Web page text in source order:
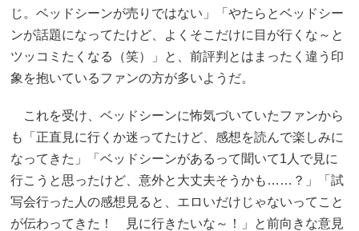
じ。ベッドシーンが売りではない」「やたらとベッドシー
ンが話題になってたけど、よくそこだけに目が行くな～と
ツッコミたくなる（笑）」と、前評判とはまったく違う印
象を抱いているファンの方が多いようだ。
これを受け、ベッドシーンに怖気づいていたファンから
も「正直見に行くか迷ってたけど、感想を読んで楽しみに
なってきた」「ベッドシーンがあるって聞いて1人で見に
行こうと思ったけど、意外と大丈夫そうかも……？」「試
写会行った人の感想見ると、エロいだけじゃないってこと
が伝わってきた！ 見に行きたいな～！」と前向きな意見